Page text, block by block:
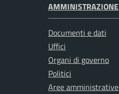
AMMINISTRAZIONE
Documenti e dati
Uffici
Organi di governo
Politici
Aree amministrative